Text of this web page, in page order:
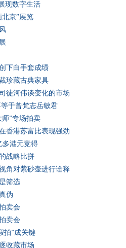
现数字生活
北京”展览
下白手套成绩
珍藏古典家具
徒河伟谈变化的市场
于曾梵志岳敏君
师”专场拍卖
香港苏富比表现强劲
多港元竞得
战略比拼
角对紫砂壶进行诠释
筛选
伪
卖会
卖会
拍”成关键
收藏市场